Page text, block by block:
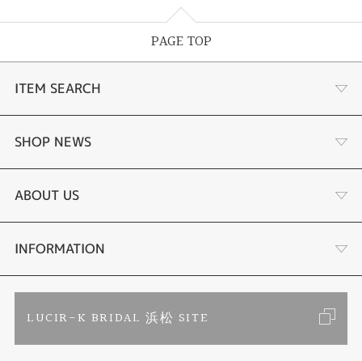
PAGE TOP
ITEM SEARCH
あこや真珠
黒蝶真珠
時計
色石
ジュエリーリフォーム
SHOP NEWS
個性溢れる色石の魅力
YouTube ルシルケイチャンネル
ブライダルリングサイト
ブランドリスト
ABOUT US
店舗情報・会社概要
お客様の声
INFORMATION
LUCIR-K BRIDAL 浜松 SITE